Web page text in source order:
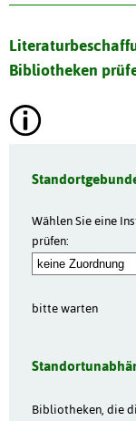
Bibliotheken
Wählen Sie eine
prüfen:
bitte warten
Bibliotheken, die